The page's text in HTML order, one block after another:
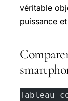
véritable
puissance
Tableau